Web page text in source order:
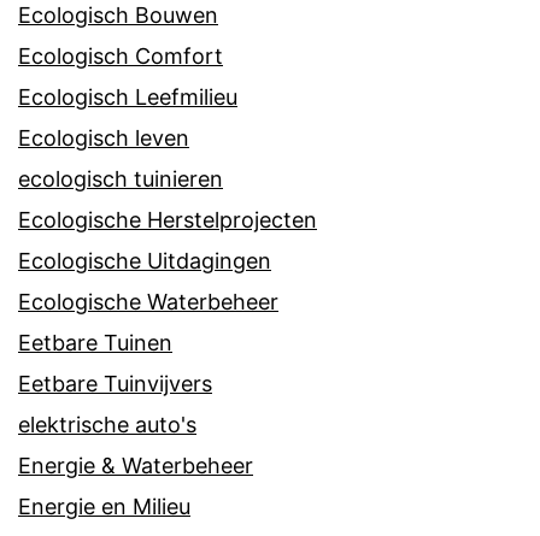
Ecologisch Bouwen
Ecologisch Comfort
Ecologisch Leefmilieu
Ecologisch leven
ecologisch tuinieren
Ecologische Herstelprojecten
Ecologische Uitdagingen
Ecologische Waterbeheer
Eetbare Tuinen
Eetbare Tuinvijvers
elektrische auto's
Energie & Waterbeheer
Energie en Milieu